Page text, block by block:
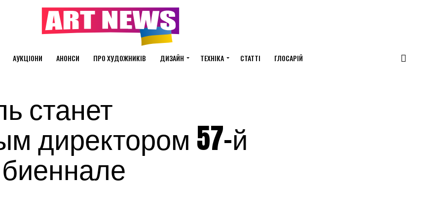
АУКЦІОНИ АНОНСИ ПРО ХУДОЖНИКІВ ДИЗАЙН ТЕХНІКА СТАТТІ ГЛОСАРІЙ
станет
директором 57-й